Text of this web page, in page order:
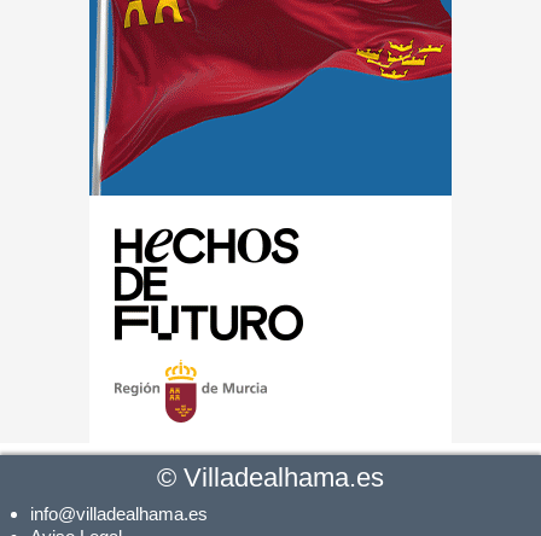
© Villadealhama.es
info@villadealhama.es